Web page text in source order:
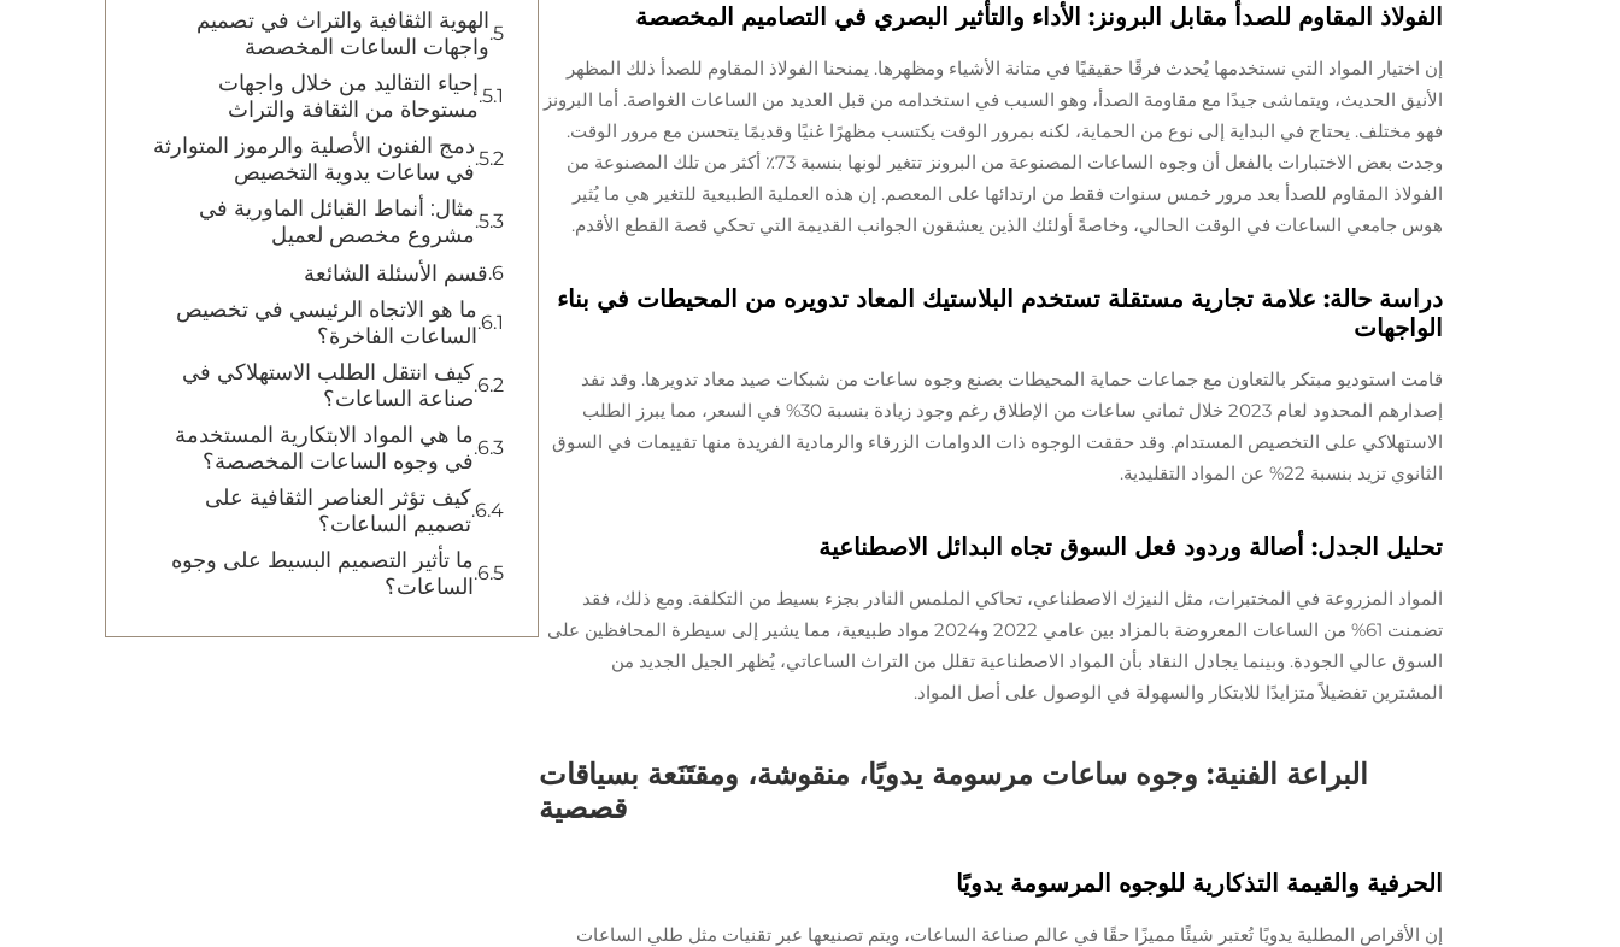
الفولاذ المقاوم للصدأ مقابل البرونز: الأداء والتأثير البصري في التصاميم المخصصة
إن اختيار المواد التي نستخدمها يُحدث فرقًا حقيقيًا في متانة الأشياء ومظهرها. يمنحنا الفولاذ المقاوم للصدأ ذلك المظهر
الأنيق الحديث، ويتماشى جيدًا مع مقاومة الصدأ، وهو السبب في استخدامه من قبل العديد من الساعات الغواصة. أما البرونز
فهو مختلف. يحتاج في البداية إلى نوع من الحماية، لكنه بمرور الوقت يكتسب مظهرًا غنيًا وقديمًا يتحسن مع مرور الوقت.
وجدت بعض الاختبارات بالفعل أن وجوه الساعات المصنوعة من البرونز تتغير لونها بنسبة 73٪ أكثر من تلك المصنوعة من
الفولاذ المقاوم للصدأ بعد مرور خمس سنوات فقط من ارتدائها على المعصم. إن هذه العملية الطبيعية للتغير هي ما يُثير
هوس جامعي الساعات في الوقت الحالي، وخاصةً أولئك الذين يعشقون الجوانب القديمة التي تحكي قصة القطع الأقدم.
دراسة حالة: علامة تجارية مستقلة تستخدم البلاستيك المعاد تدويره من المحيطات في بناء
الواجهات
قامت استوديو مبتكر بالتعاون مع جماعات حماية المحيطات بصنع وجوه ساعات من شبكات صيد معاد تدويرها. وقد نفد
إصدارهم المحدود لعام 2023 خلال ثماني ساعات من الإطلاق رغم وجود زيادة بنسبة 30% في السعر، مما يبرز الطلب
الاستهلاكي على التخصيص المستدام. وقد حققت الوجوه ذات الدوامات الزرقاء والرمادية الفريدة منها تقييمات في السوق
الثانوي تزيد بنسبة 22% عن المواد التقليدية.
تحليل الجدل: أصالة وردود فعل السوق تجاه البدائل الاصطناعية
المواد المزروعة في المختبرات، مثل النيزك الاصطناعي، تحاكي الملمس النادر بجزء بسيط من التكلفة. ومع ذلك، فقد
تضمنت 61% من الساعات المعروضة بالمزاد بين عامي 2022 و2024 مواد طبيعية، مما يشير إلى سيطرة المحافظين على
السوق عالي الجودة. وبينما يجادل النقاد بأن المواد الاصطناعية تقلل من التراث الساعاتي، يُظهر الجيل الجديد من
المشترين تفضيلاً متزايدًا للابتكار والسهولة في الوصول على أصل المواد.
البراعة الفنية: وجوه ساعات مرسومة يدويًا، منقوشة، ومقتَنَعة بسياقات
قصصية
الحرفية والقيمة التذكارية للوجوه المرسومة يدويًا
إن الأقراص المطلية يدويًا تُعتبر شيئًا مميزًا حقًا في عالم صناعة الساعات، ويتم تصنيعها عبر تقنيات مثل طلي الساعات
الهوية الثقافية والتراث في تصميم
واجهات الساعات المخصصة
إحياء التقاليد من خلال واجهات
مستوحاة من الثقافة والتراث
دمج الفنون الأصلية والرموز المتوارثة
في ساعات يدوية التخصيص
مثال: أنماط القبائل الماورية في
مشروع مخصص لعميل
قسم الأسئلة الشائعة
ما هو الاتجاه الرئيسي في تخصيص
الساعات الفاخرة؟
كيف انتقل الطلب الاستهلاكي في
صناعة الساعات؟
ما هي المواد الابتكارية المستخدمة
في وجوه الساعات المخصصة؟
كيف تؤثر العناصر الثقافية على
تصميم الساعات؟
ما تأثير التصميم البسيط على وجوه
الساعات؟